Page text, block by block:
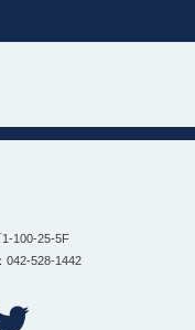
100-25-5F
042-528-1442